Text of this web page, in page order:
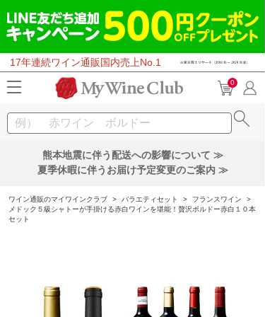
17年連続ワイン通販国内売上No.1
0
熊本地震に伴う配送への影響について ≫
夏季休暇に伴うお届け予定変更のご案内 ≫
ワイン通販のマイワインクラブ > バラエティセット > フランスワイン
>
メドック５級シャトーが手掛ける赤白ワインを堪能！贅沢ボルドー赤白１０本
セット